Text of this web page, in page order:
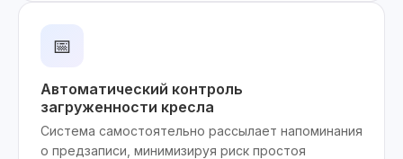
📅
Автоматический контроль
загруженности кресла
Система самостоятельно рассылает напоминания
о предзаписи, минимизируя риск простоя